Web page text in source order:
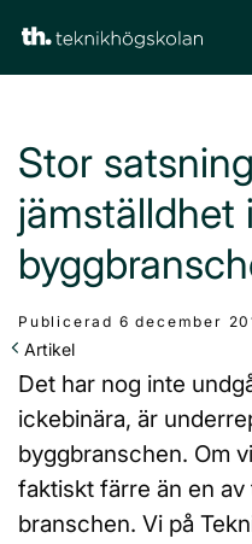
Artikel
Stor
jämställdhet i
Publicerad 6 december
Det har nog inte
ickebinära, är
byggbranschen. Om
faktiskt färre än en
branschen. Vi på